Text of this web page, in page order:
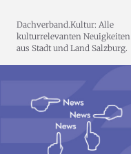
Dachverband.Kultur: Alle
kulturrelevanten Neuigkeiten
aus Stadt und Land Salzburg.